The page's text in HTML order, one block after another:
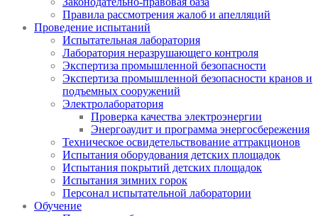
Правила рассмотрения жалоб и апелляций
Проведение испытаний
Испытательная лаборатория
Лаборатория неразрушающего контроля
Экспертиза промышленной безопасности
Экспертиза промышленной безопасности кранов и
подъемных сооружений
Электролаборатория
Проверка качества электроэнергии
Энергоаудит и программа энергосбережения
Техническое освидетельствование аттракционов
Испытания оборудования детских площадок
Испытания покрытий детских площадок
Испытания зимних горок
Персонал испытательной лаборатории
Обучение